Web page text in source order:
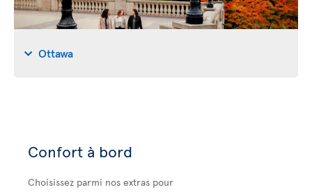
Ottawa
Confort à bord
Choisissez parmi nos extras pour